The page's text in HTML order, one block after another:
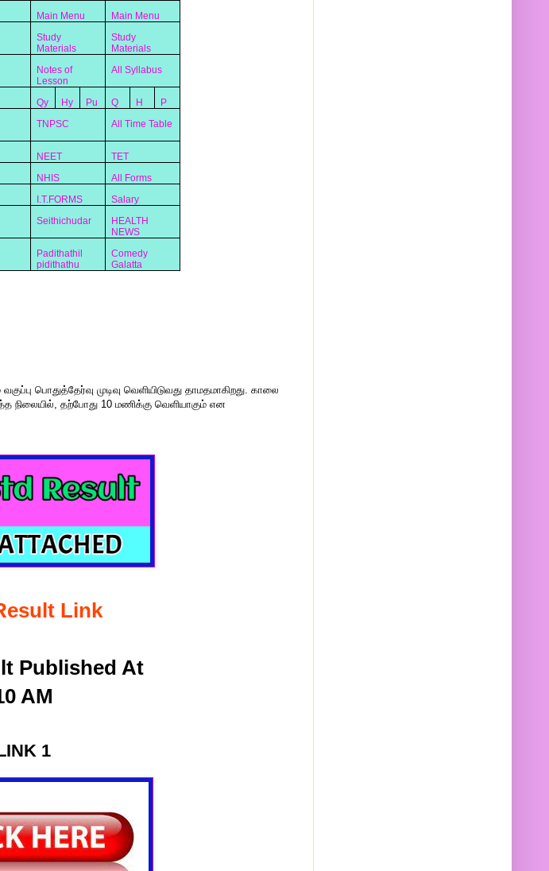
Main Menu
Main Menu
Study
Materials
Study
Materials
Notes of
Lesson
All Syllabus
Qy Hy Pu Q H
P
TNPSC All Time Table
NEET
TET
NHIS
All Forms
I.T.FORMS
Salary
Seithichudar
HEALTH
NEWS
Padithathil
pidithathu
Comedy
Galatta
பொதுத்தேர்வு முடிவு வெளியிடுவது தாமதமாகிறது. காலை
நிலையில், தற்போது 10 மணிக்கு வெளியாகும் என
Link
Published At
AM
1